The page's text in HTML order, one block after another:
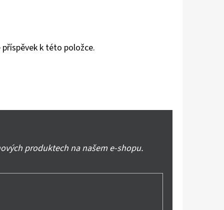
k této položce.
produktech na našem e-shopu.